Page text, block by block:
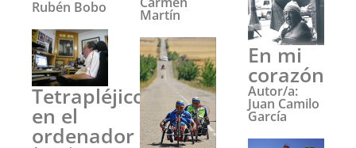
Rubén Bobo
Tetrapléjico
en el
ordenador
Martín
En mi
corazón
Autor/a:
Juan Camilo
García